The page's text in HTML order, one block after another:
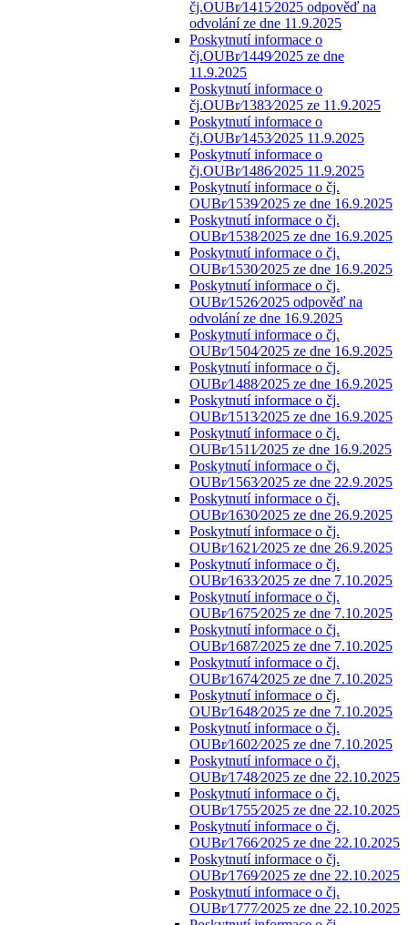
čj.OUBr⁄1415⁄2025 odpověď na
odvolání ze dne 11.9.2025
Poskytnutí informace o
čj.OUBr⁄1449⁄2025 ze dne
11.9.2025
Poskytnutí informace o
čj.OUBr⁄1383⁄2025 ze 11.9.2025
Poskytnutí informace o
čj.OUBr⁄1453⁄2025 11.9.2025
Poskytnutí informace o
čj.OUBr⁄1486⁄2025 11.9.2025
Poskytnutí informace o čj.
OUBr⁄1539⁄2025 ze dne 16.9.2025
Poskytnutí informace o čj.
OUBr⁄1538⁄2025 ze dne 16.9.2025
Poskytnutí informace o čj.
OUBr⁄1530⁄2025 ze dne 16.9.2025
Poskytnutí informace o čj.
OUBr⁄1526⁄2025 odpověď na
odvolání ze dne 16.9.2025
Poskytnutí informace o čj.
OUBr⁄1504⁄2025 ze dne 16.9.2025
Poskytnutí informace o čj.
OUBr⁄1488⁄2025 ze dne 16.9.2025
Poskytnutí informace o čj.
OUBr⁄1513⁄2025 ze dne 16.9.2025
Poskytnutí informace o čj.
OUBr⁄1511⁄2025 ze dne 16.9.2025
Poskytnutí informace o čj.
OUBr⁄1563⁄2025 ze dne 22.9.2025
Poskytnutí informace o čj.
OUBr⁄1630⁄2025 ze dne 26.9.2025
Poskytnutí informace o čj.
OUBr⁄1621⁄2025 ze dne 26.9.2025
Poskytnutí informace o čj.
OUBr⁄1633⁄2025 ze dne 7.10.2025
Poskytnutí informace o čj.
OUBr⁄1675⁄2025 ze dne 7.10.2025
Poskytnutí informace o čj.
OUBr⁄1687⁄2025 ze dne 7.10.2025
Poskytnutí informace o čj.
OUBr⁄1674⁄2025 ze dne 7.10.2025
Poskytnutí informace o čj.
OUBr⁄1648⁄2025 ze dne 7.10.2025
Poskytnutí informace o čj.
OUBr⁄1602⁄2025 ze dne 7.10.2025
Poskytnutí informace o čj.
OUBr⁄1748⁄2025 ze dne 22.10.2025
Poskytnutí informace o čj.
OUBr⁄1755⁄2025 ze dne 22.10.2025
Poskytnutí informace o čj.
OUBr⁄1766⁄2025 ze dne 22.10.2025
Poskytnutí informace o čj.
OUBr⁄1769⁄2025 ze dne 22.10.2025
Poskytnutí informace o čj.
OUBr⁄1777⁄2025 ze dne 22.10.2025